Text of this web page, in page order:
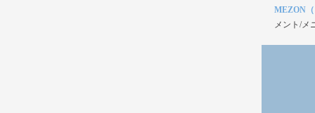
MEZON
メント/メ